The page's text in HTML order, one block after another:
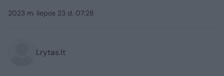
2023 m. liepos 23 d. 07:28
Lrytas.lt